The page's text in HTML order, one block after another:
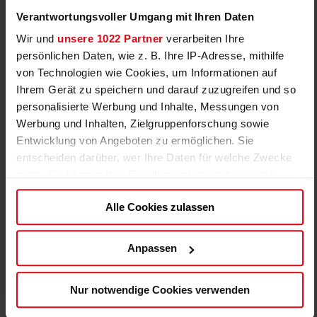
Verantwortungsvoller Umgang mit Ihren Daten
Wir und unsere 1022 Partner verarbeiten Ihre
persönlichen Daten, wie z. B. Ihre IP-Adresse, mithilfe
von Technologien wie Cookies, um Informationen auf
Ihrem Gerät zu speichern und darauf zuzugreifen und so
personalisierte Werbung und Inhalte, Messungen von
Werbung und Inhalten, Zielgruppenforschung sowie
Entwicklung von Angeboten zu ermöglichen. Sie
entscheiden darüber, wer Ihre Daten für welche Zwecke
Cookie-Erklärung oder durch Klicken auf das Privacy
Trigger Symbol ändern oder widerrufen
Wenn Sie es erlauben, würden wir auch gerne:
Informationen über Ihre geografische Lage
können
Alle Cookies zulassen
Anpassen
Nur notwendige Cookies verwenden
SSV Strümp
Talent-Camp
24.08.2026 bis 27.08.2026 (4 Tage)
FAST AUSGEBUCHT
Anmeldeschluss 21. August 2026, 09:00 Uhr
Anmelden 229,00 EUR
Frühbucherrabatt gültig bis
zum 30.06.26!